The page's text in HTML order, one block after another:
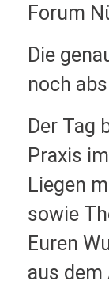
Forum
Die
noch
Der Tag
Praxis
Liegen
sowie
Euren
aus dem